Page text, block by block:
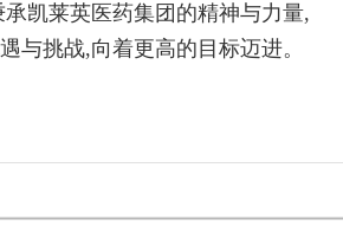
凯莱英医药集团的精神与力量,
与挑战,向着更高的目标迈进。